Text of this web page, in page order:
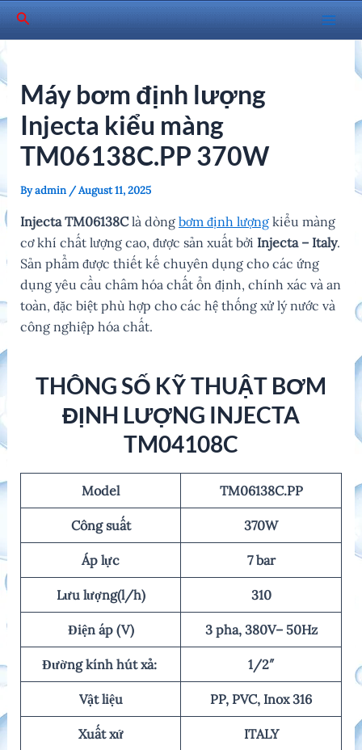
SkipSearch
Main
Máy bơm định lượng
Injecta kiểu màng
TM06138C.PP 370W
Byadmin /August 11, 2025
Injecta TM06138Clà dòng bơm định lượng kiểu màng
cơ khí chất lượng cao, được sản xuất bởi Injecta – Italy.
Sản phẩm được thiết kế chuyên dụng cho các ứng
dụng yêu cầu châm hóa chất ổn định, chính xác và an
toàn, đặc biệt phù hợp cho các hệ thống xử lý nước và
công nghiệp hóa chất.
THÔNG SỐ KỸ THUẬT BƠM
ĐỊNH LƯỢNG INJECTA
TM04108C
Model TM06138C.PP
Công suất 370W
Áp lực 7 bar
Lưu lượng(l/h) 310
Điện áp (V) 3 pha, 380V– 50Hz
Đường kính hút xả: 1/2″
Vật liệu PP, PVC, Inox 316
Xuất xứ ITALY